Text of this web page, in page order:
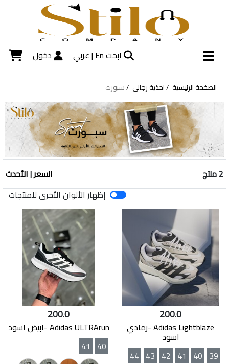
ابحثEn | عربي دخول
الصفحة الرئيسية احذية رجالي سبورت
2 منتج السعر|الأحدث
إظهار الألوان الأخرى للمنتجات
200.0
Adidas Lightblaze -رمادي
اسود
39
40
41
42
43
44
200.0
Adidas ULTRArun -ابيض اسود
40
41